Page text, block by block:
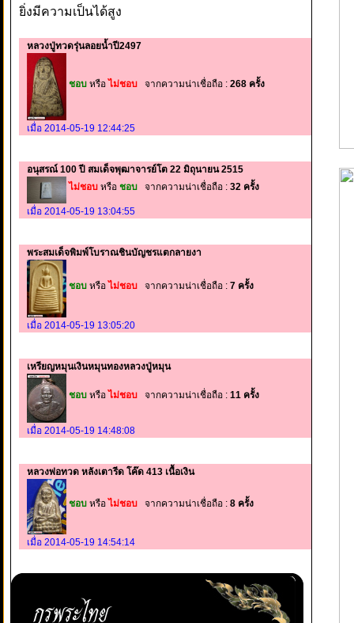
ยิ่งมีความเป็นได้สูง
หลวงปู่ทวดรุ่นลอยน้ำปี2497
ชอบ หรือไม่ชอบ จากความน่าเชื่อถือ : 268 ครั้ง
เมื่อ 2014-05-19 12:44:25
อนุสรณ์ 100 ปี สมเด็จพุฒาจารย์โต 22 มิถุนายน 2515
ไม่ชอบ หรือ ชอบ จากความน่าเชื่อถือ : 32 ครั้ง
เมื่อ 2014-05-19 13:04:55
พระสมเด็จพิมพ์โบราณชินบัญชรแตกลายงา
ชอบ หรือไม่ชอบ จากความน่าเชื่อถือ : 7 ครั้ง
เมื่อ 2014-05-19 13:05:20
เหรียญหมุนเงินหมุนทองหลวงปู่หมุน
ชอบ หรือ ไม่ชอบ จากความน่าเชื่อถือ : 11 ครั้ง
เมื่อ 2014-05-19 14:48:08
หลวงพ่อทวด หลังเตารีด โค๊ด 413 เนื้อเงิน
ชอบ หรือ ไม่ชอบ จากความน่าเชื่อถือ : 8 ครั้ง
เมื่อ 2014-05-19 14:54:14